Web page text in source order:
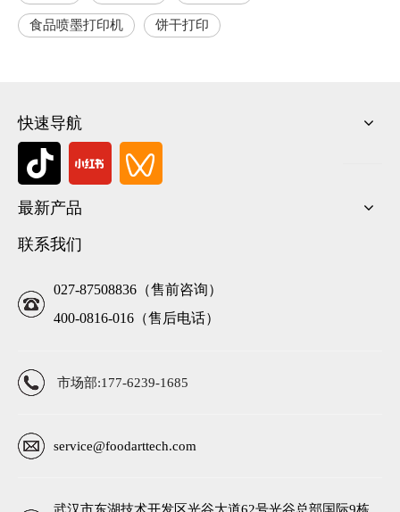
食品喷墨打印机 饼干打印
快速导航
最新产品
联系我们
027-87508836（售前咨询）
400-0816-016（售后电话）
市场部:177-6239-1685
service@foodarttech.com